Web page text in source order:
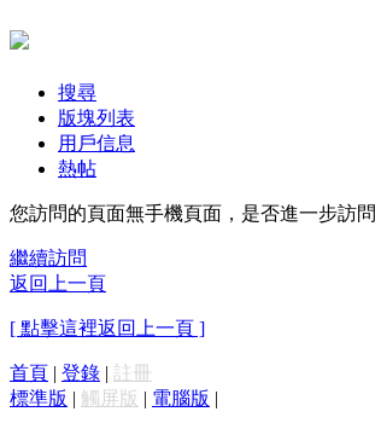
搜尋
版塊列表
用戶信息
熱帖
您訪問的頁面無手機頁面，是否進一步訪
繼續訪問
返回上一頁
[ 點擊這裡返回上一頁 ]
首頁 | 登錄 | 註冊
標準版 | 觸屏版 | 電腦版 |